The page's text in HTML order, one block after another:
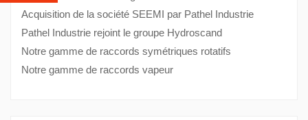
Acquisition de la société SEEMI par Pathel Industrie
Pathel Industrie rejoint le groupe Hydroscand
Notre gamme de raccords symétriques rotatifs
Notre gamme de raccords vapeur